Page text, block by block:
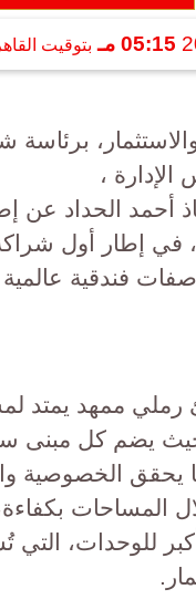
05:15 مـ بتوقيت
برئاسة
،
في إطار أول
فندقية
حيث يضم كل
الخصوصية
المساحات
للوحدات،